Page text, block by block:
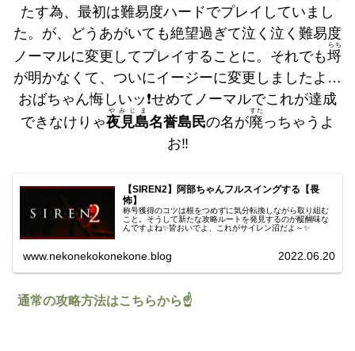
たす為、最初は難易度ハードでプレイしていまし
た。が、どうあがいても絶望過ぎて泣く泣く難易度
ノーマルに変更してプレイすることに。それでも埒
らち
が明かなくて、ついにイージーに変更しましたよ…
おばちゃん悔しいッ❗️せめてノーマルでこれが達成
できなけりゃ夜見島
やみじま
名誉島民の名が廃
すた
っちゃうよ
お‼️
【SIREN2】阿部ちゃんフルスイングする【畏
怖】
称号獲得のコツは根をつめずに気分転換しながら取り組む
こと。そうして新たな攻略ルートを発見するのが醍醐味な
んですよね✨皆おいでよ、これがサイレン沼だよ～✨
www.nekonekokonekone.blog 2022.06.20
通常の攻略方法はこちらから☝️